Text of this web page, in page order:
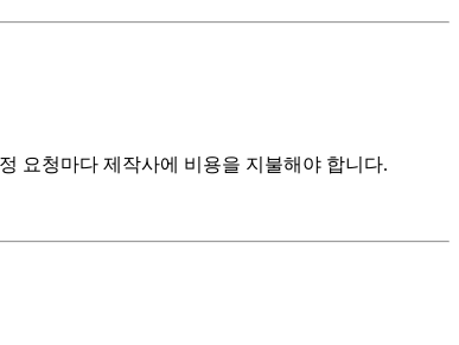
요청마다 제작사에 비용을 지불해야 합니다.